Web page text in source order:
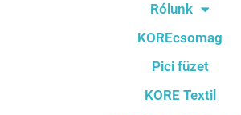
Rólunk
KOREcsomag
Pici füzet
KORE Textil